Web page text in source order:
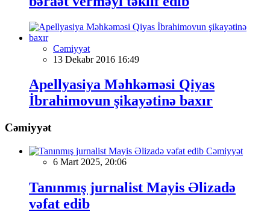
Cəmiyyət
13 Dekabr 2016 16:49
Apellyasiya Məhkəməsi Qiyas
İbrahimovun şikayətinə baxır
Cəmiyyət
Cəmiyyət
6 Mart 2025, 20:06
Tanınmış jurnalist Mayis Əlizadə
vəfat edib